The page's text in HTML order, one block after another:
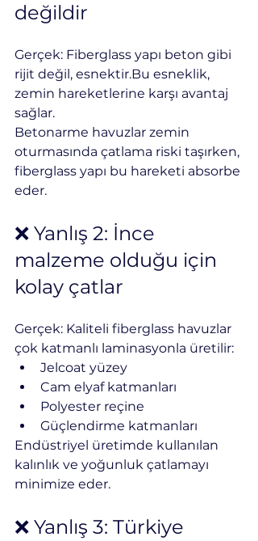
değildir
Gerçek: Fiberglass yapı beton gibi
rijit değil, esnektir.Bu esneklik,
zemin hareketlerine karşı avantaj
sağlar.
Betonarme havuzlar zemin
oturmasında çatlama riski taşırken,
fiberglass yapı bu hareketi absorbe
eder.
❌ Yanlış 2: İnce
malzeme olduğu için
kolay çatlar
Gerçek: Kaliteli fiberglass havuzlar
çok katmanlı laminasyonla üretilir:
Jelcoat yüzey
Cam elyaf katmanları
Polyester reçine
Güçlendirme katmanları
Endüstriyel üretimde kullanılan
kalınlık ve yoğunluk çatlamayı
minimize eder.
❌ Yanlış 3: Türkiye